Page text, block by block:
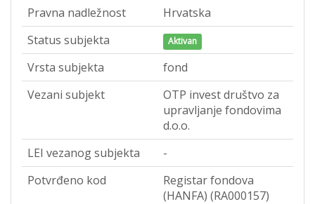
Pravna nadležnost
Hrvatska
Status subjekta
Aktivan
Vrsta subjekta
fond
Vezani subjekt
OTP invest društvo za
upravljanje fondovima
d.o.o.
LEI vezanog subjekta
-
Potvrđeno kod
Registar fondova
(HANFA) (RA000157)